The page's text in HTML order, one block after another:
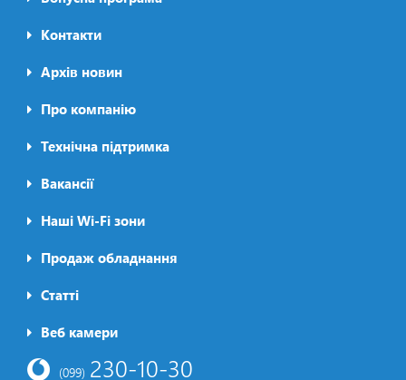
Контакти
Архів новин
Футер2
Про компанію
Технічна підтримка
Вакансії
Наші Wi-Fi зони
Продаж обладнання
Футер3
Статті
Веб камери
(099) 230-10-30